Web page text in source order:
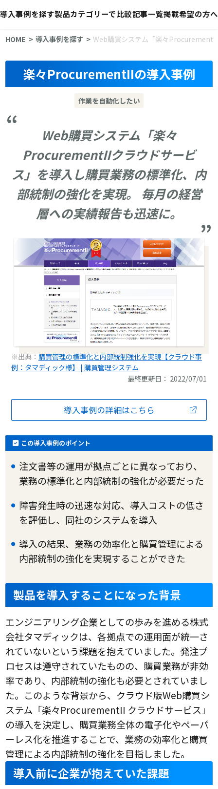
導入事例を探す製品カテゴリーで比較記事一覧掲載希望の方へ
HOME 導入事例を探す Web購買システム「楽々ProcurementII
楽々ProcurementIIの導入事例
作業を自動化したい
Web購買システム「楽々
ProcurementIIクラウドサービ
ス」を導入し購買業務の標準化、内
部統制の強化を実現。 毎月の経営
層への実績報告も迅速に。
※出典： 購買管理の標準化と内部統制強化を実現【クラウド事
例：タマディック様】 | 購買管理システム
最終更新日： 2022/07/01
導入事例の詳細はこちら
この導入事例のポイント
注文書等の運用が拠点ごとに異なっており、
業務の標準化と内部統制の強化が必要だった
障害発生時の迅速な対応、導入コストの低さ
を評価し、同社のシステムを導入
導入の結果、業務の効率化と購買管理による
内部統制の強化を実現することができた
製品を導入することになった背景
エンジニアリング企業としての歩みを進める株式
会社タマディックは、各拠点での運用面が統一さ
れていないという課題を抱えていました。発注プ
ロセスは遵守されていたものの、購買業務が非効
率であり、内部統制の強化も必要とされていまし
た。このような背景から、クラウド版Web購買シ
ステム「楽々ProcurementII クラウドサービス」
の導入を決定し、購買業務全体の電子化やペーパ
ーレス化を推進することで、業務の効率化と購買
管理による内部統制の強化を目指しました。
導入前に企業が抱えていた課題